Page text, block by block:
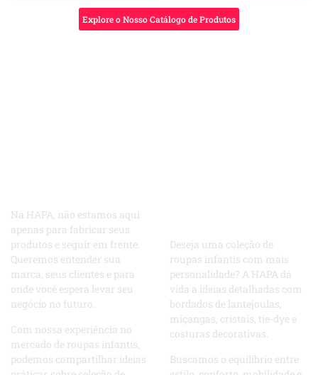
Explore o Nosso Catálogo de Produtos
Na HAPA, não estamos aqui
apenas para fabricar seus
produtos e seguir em frente.
Queremos entender sua
marca, seus clientes e para
onde você espera levar seu
negócio no futuro.
Com nossa experiência no
mercado de roupas infantis,
podemos compartilhar ideias
Deseja uma coleção de
roupas infantis com mais
personalidade? A HAPA dá
vida a ideias detalhadas com
bordados de lantejoulas,
miçangas, cristais, tie-dye e
costuras decorativas.
Buscamos o equilíbrio entre